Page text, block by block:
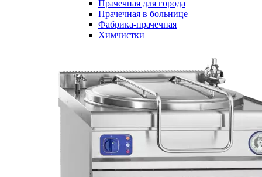
Прачечная для города
Прачечная в больнице
Фабрика-прачечная
Химчистки